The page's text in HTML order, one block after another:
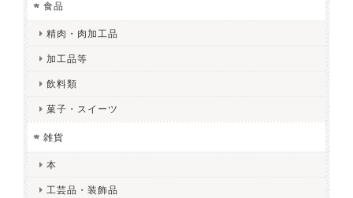
食品
精肉・肉加工品
加工品等
飲料類
菓子・スイーツ
雑貨
本
工芸品・装飾品